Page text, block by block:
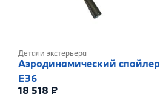
Детали экстерьера
Аэродинамический спойлер
E36
18 518 ₽